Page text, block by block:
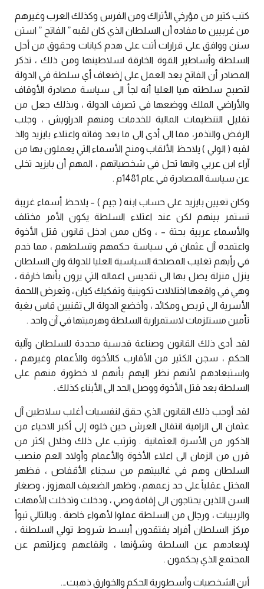
كتب كثير من مؤرخي الأتراك ومن الفرس وكذلك العرب وغيرهم
من غربيين ما مفاده أن السلطان الذي كان لقبه ” الفاتح ” استن
سنن ووافق على قرارات أتت على هدم كيانات وحقوق من أجل
السلطة وأساطير القوة الخارقة لسلاطينها ومن ذلك ، تذكر
المصادر أن الفاتح بعد العمل على إضعاف أي سلطة في الدولة
لتصبح سلطته هيا العليا أنه لجأ الى سياسة مصادرة الأوقاف
والأراضي الملك ووضعها في تصرف الدولة ، وبذلك جعل من
تقليل التنظيمات المالية للخدمات ومنهم الدراويش ، وجلب
الرفض والتذمر، مما الى أدى الى ما بعد وفاته واعتلاء بايزيد والذ
لقبه ( الولي ) يلاحظ الألقاب ومنح الأسماء التي يعملون بها من
آراء ابن عربي وانها تحل في شخصياتهم ، المهم أن بايزيد تخلى
عن سياسة المصادرة في عام 1481م .
وكان تعيين بايزيد على حساب ابنه ( جيم ) – يلاحظ أسماء غريبة
تستمر بينهم لكن عند اعتلاء السلطة يكون الأمر مختلف
والأسماء عربية بحتة – ، وكان ممن ادخل قانون قتل الأخوة
واعتمده آل عثمان في سياسة حكمهم وتسلطهم ، مما خدم
في رأيهم تغليب المصلحة السياسية العليا للدولة وان السلطان
ينزل منزلة يصل بها الى تقديس اعماله التي يرون بأنها خارقة ،
وهي في واقعها اختلالات تكوينية وتفكيك كيان ، وتعرض اللحمة
الأسرية الى تربص ومكائد ، وأخضع الدولة الى تقنيين قاس بغية
تأمين مستلزمات لاستمرارية السلطة وهرميتها في آن واحد .
لقد أدى ذلك القانون وصناعة قدسية محددة للسلطان وآلية
الحكم ، سجن الكثير من الأقارب كالأخوة والأعمام وغيرهم ،
واستبعادهم لأنهم نظر اليهم بأنهم لا خطورة منهم على
السلطة بعد قتل الأخوة ووصل الحد الى الأبناء كذلك .
لقد أوجب ذلك القانون الذي حقق لنفسيات أغلب سلاطين آل
عثمان الى الزامية انتقال العرش حين خلوه إلى أكبر الاحياء من
الذكور من الأسرة العثمانية . وترتب على ذلك وخلال اكثر من
قرن من الزمان الى اعلاء الأخوة والأعمام وأولاد العم منصب
السلطان وهم في غالبيتهم من سجناء الأقفاص ، فظهر
المختل عقلياً على حد زعمهم ، وظهر الضعيف المهزوز ، وصغار
السن اللذين يحتاجون الى إقامة وصي ، ودخلت وتدخلت الأمهات
والربيبات ، ورجال من السلطة عملوا لأهواء خاصة . وبالتالي تبوأ
مركز السلطان أفراد يفتقدون أبسط شروط تولي السلطنة ،
لإبعادهم عن السلطة وشؤنها ، وانقاعهم وعزلتهم عن
المجتمع الذي يحكمون .
أين الشخصيات وأسطورية الحكم والخوارق ذهبت….